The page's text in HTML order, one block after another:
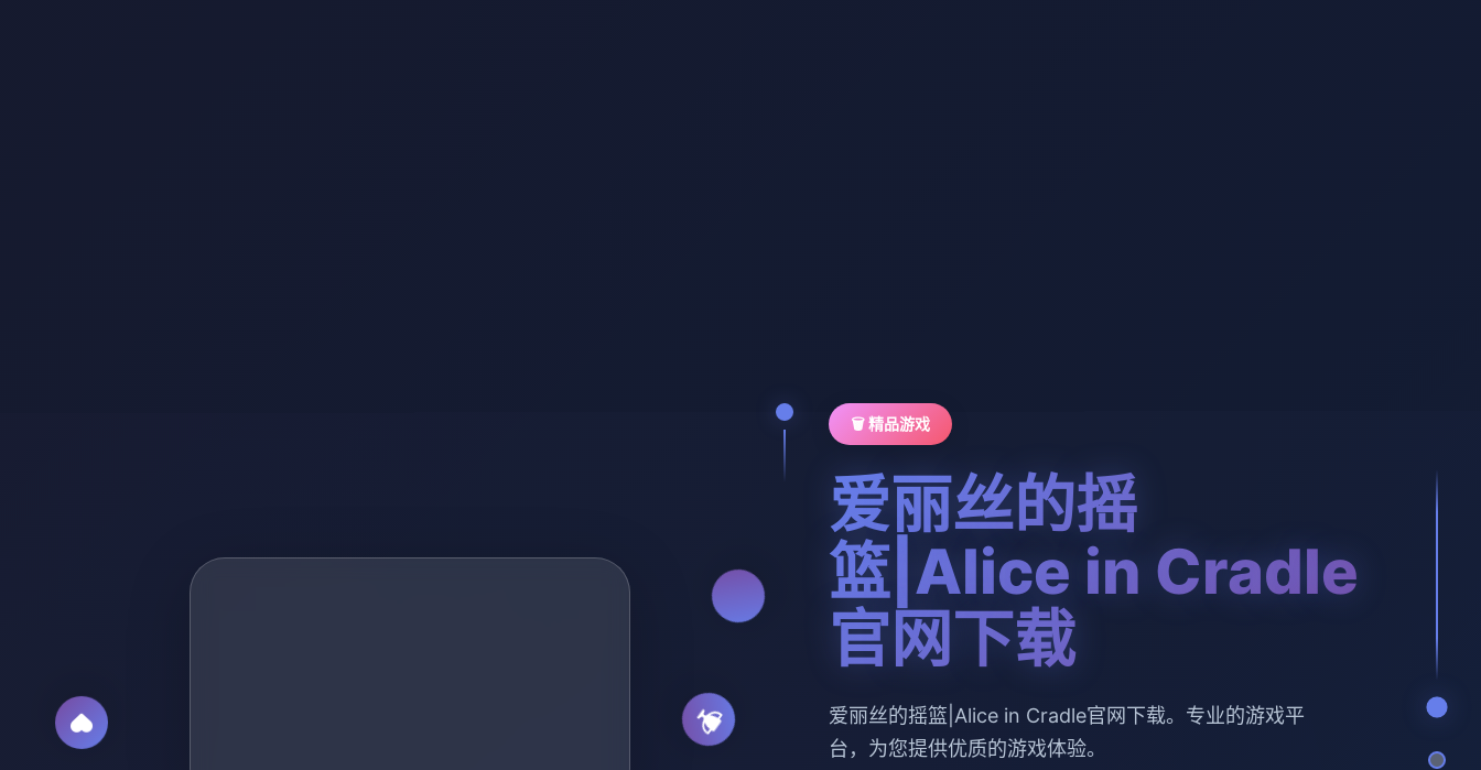
🗑️ 精品游戏
爱丽丝的摇
篮|Alice in Cradle
官网下载
爱丽丝的摇篮|Alice in Cradle官网下载。专业的游戏平
台，为您提供优质的游戏体验。